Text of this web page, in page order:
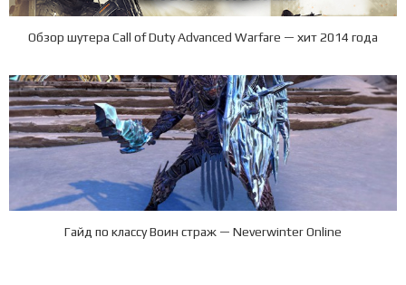
Обзор шутера Call of Duty Advanced Warfare — хит 2014 года
Гайд по классу Воин страж — Neverwinter Online